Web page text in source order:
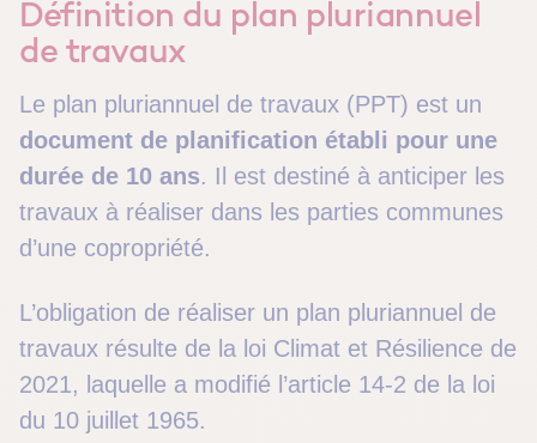
Définition du plan pluriannuel
de travaux
Le plan pluriannuel de travaux (PPT) est un
document de planification établi pour une
durée de 10 ans. Il est destiné à anticiper les
travaux à réaliser dans les parties communes
d’une copropriété.
L’obligation de réaliser un plan pluriannuel de
travaux résulte de la loi Climat et Résilience de
2021, laquelle a modifié l’article 14-2 de la loi
du 10 juillet 1965.